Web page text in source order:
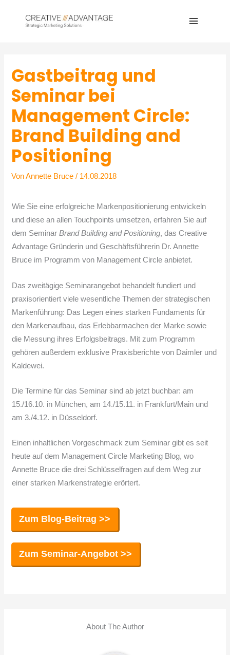
Gastbeitrag und
Seminar bei
Management Circle:
Brand Building and
Positioning
VonAnnette Bruce/ 14.08.2018
Wie Sie eine erfolgreiche Markenpositionierung entwickeln
und diese an allen Touchpoints umsetzen, erfahren Sie auf
dem SeminarBrand Building and Positioning, das Creative
Advantage Gründerin und Geschäftsführerin Dr. Annette
Bruce im Programm von Management Circle anbietet.
Das zweitägige Seminarangebot behandelt fundiert und
praxisorientiert viele wesentliche Themen der strategischen
Markenführung: Das Legen eines starken Fundaments für
den Markenaufbau, das Erlebbarmachen der Marke sowie
die Messung ihres Erfolgsbeitrags. Mit zum Programm
gehören außerdem exklusive Praxisberichte von Daimler und
Kaldewei.
Die Termine für das Seminar sind ab jetzt buchbar: am
15./16.10. in München, am 14./15.11. in Frankfurt/Main und
am 3./4.12. in Düsseldorf.
Einen inhaltlichen Vorgeschmack zum Seminar gibt es seit
heute auf dem Management Circle Marketing Blog, wo
Annette Bruce die drei Schlüsselfragen auf dem Weg zur
einer starken Markenstrategie erörtert.
​​Zum Blog-Beitrag >>
​​Zum ​Seminar-Angebot >>
About The Author